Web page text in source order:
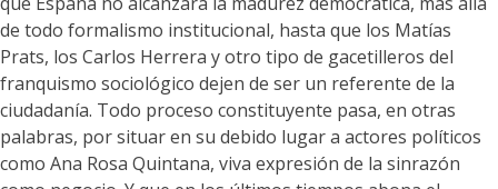
de todo formalismo institucional, hasta que los Matías
Prats, los Carlos Herrera y otro tipo de gacetilleros del
franquismo sociológico dejen de ser un referente de la
ciudadanía. Todo proceso constituyente pasa, en otras
palabras, por situar en su debido lugar a actores políticos
como Ana Rosa Quintana, viva expresión de la sinrazón